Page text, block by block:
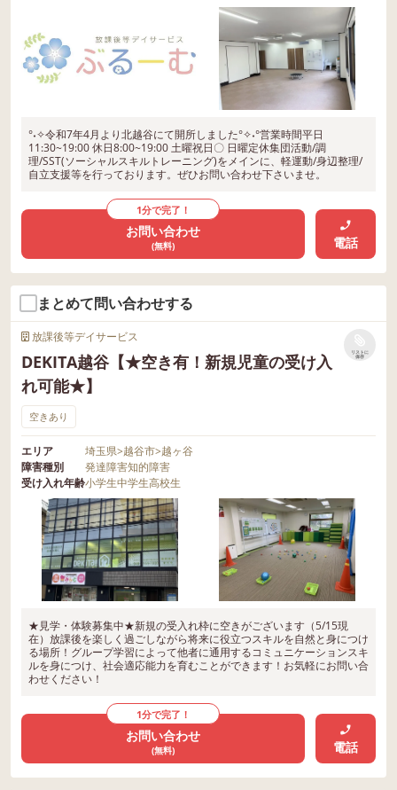
°˖✧令和7年4月より北越谷にて開所しました°✧˖°営業時間平日
11:30~19:00 休日8:00~19:00 土曜祝日〇 日曜定休集団活動/調
理/SST(ソーシャルスキルトレーニング)をメインに、軽運動/身辺整理/
自立支援等を行っております。ぜひお問い合わせ下さいませ。
1分で完了！
お問い合わせ
(無料) 電話
まとめて問い合わせする
放課後等デイサービス
DEKITA越谷【★空き有！新規児童の受け入
れ可能★】
リストに
保存
空きあり
エリア 埼玉県>越谷市>越ヶ谷
障害種別
発達障害知的障害
受け入れ年齢小学生中学生高校生
★見学・体験募集中★新規の受入れ枠に空きがございます（5/15現
在）放課後を楽しく過ごしながら将来に役立つスキルを自然と身につけ
る場所！グループ学習によって他者に通用するコミュニケーションスキ
ルを身につけ、社会適応能力を育むことができます！お気軽にお問い合
わせください！
1分で完了！
お問い合わせ
(無料) 電話